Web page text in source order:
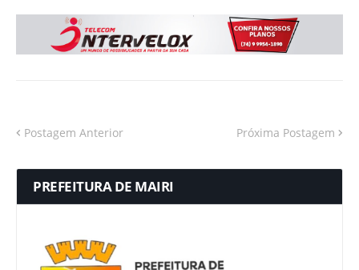
Postagem Anterior Próxima Postagem
PREFEITURA DE MAIRI